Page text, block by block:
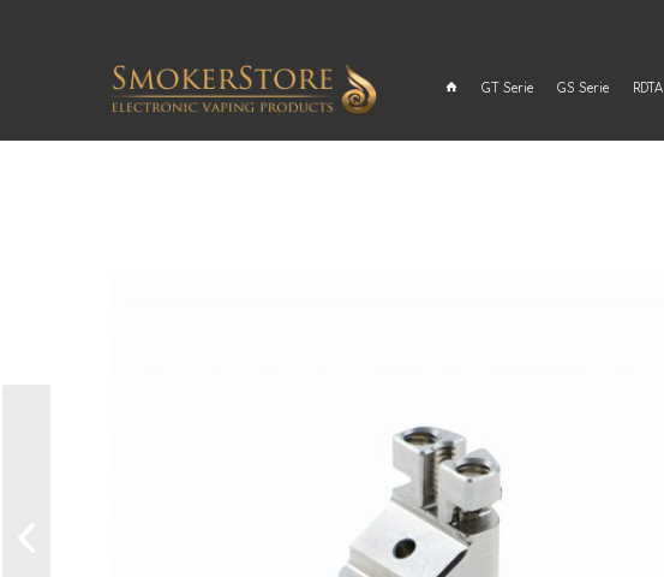
GT Serie GS Serie RDTA